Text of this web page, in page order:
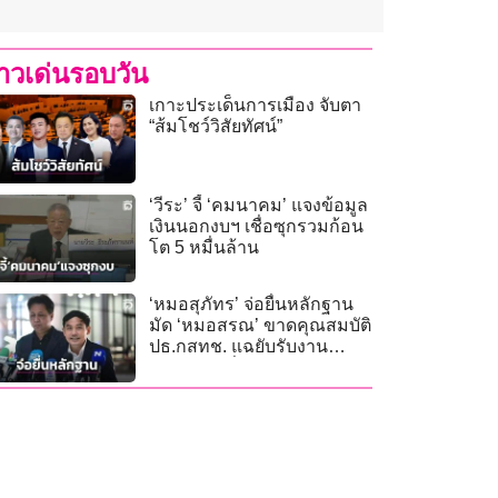
วเด่นรอบวัน
เกาะประเด็นการเมือง จับตา
“ส้มโชว์วิสัยทัศน์”
‘วีระ’ จี้ ‘คมนาคม’ แจงข้อมูล
เงินนอกงบฯ เชื่อซุกรวมก้อน
โต 5 หมื่นล้าน
‘หมอสุภัทร’ จ่อยื่นหลักฐาน
มัด ‘หมอสรณ’ ขาดคุณสมบัติ
ปธ.กสทช. แฉยับรับงาน